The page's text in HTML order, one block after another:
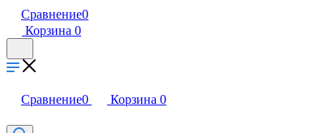
Сравнение0
Корзина 0
Сравнение0 Корзина 0